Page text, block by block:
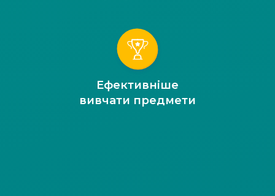
Ефективніше
вивчати предмети